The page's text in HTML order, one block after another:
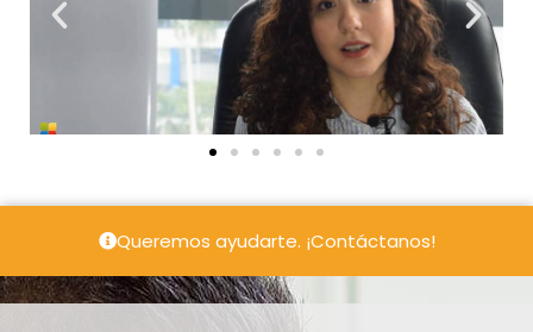
Queremos ayudarte. ¡Contáctanos!